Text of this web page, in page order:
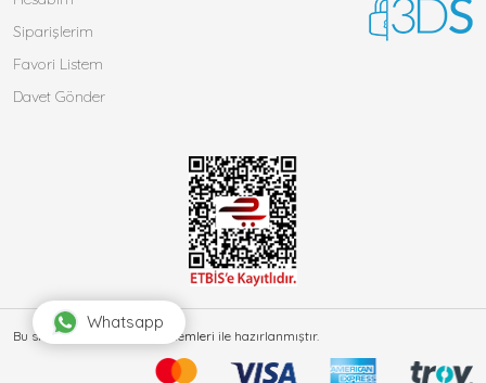
Siparişlerim
Favori Listem
Davet Gönder
Bu site Vikaon E-Ticaret sistemleri ile hazırlanmıştır.
Whatsapp